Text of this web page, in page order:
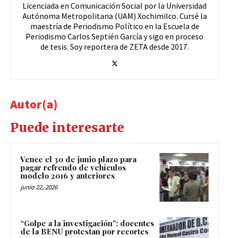
Licenciada en Comunicación Social por la Universidad
Autónoma Metropolitana (UAM) Xochimilco. Cursé la
maestría de Periodismo Político en la Escuela de
Periodismo Carlos Septién García y sigo en proceso
de tesis. Soy reportera de ZETA desde 2017.
Autor(a)
Puede interesarte
Vence el 30 de junio plazo para
pagar refrendo de vehículos
modelo 2016 y anteriores
junio 22, 2026
“Golpe a la investigación”: docentes
de la BENU protestan por recortes